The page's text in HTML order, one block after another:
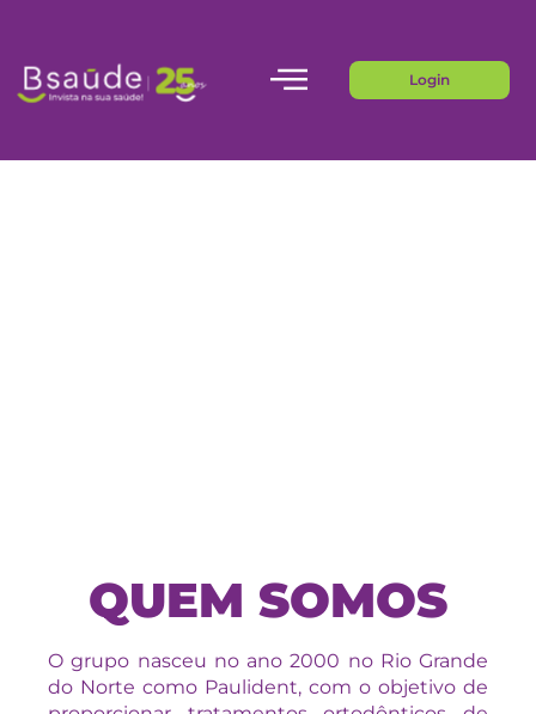
Login
QUEM SOMOS
O grupo nasceu no ano 2000 no Rio Grande
do Norte como Paulident, com o objetivo de